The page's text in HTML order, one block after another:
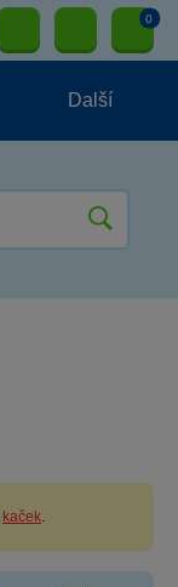
0
Další
kaček.